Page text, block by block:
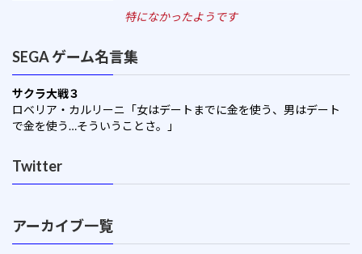
特になかったようです
SEGA ゲーム名言集
サクラ大戦３
ロベリア・カルリーニ「女はデートまでに金を使う、男はデート
で金を使う…そういうことさ。」
Twitter
アーカイブ一覧